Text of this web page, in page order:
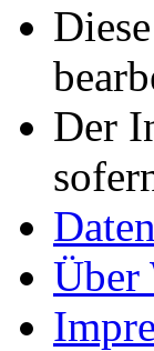
Der
Über